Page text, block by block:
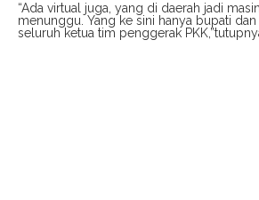
“Ada virtual juga, yang di daerah jadi
menunggu. Yang ke sini hanya bupati
seluruh ketua tim penggerak